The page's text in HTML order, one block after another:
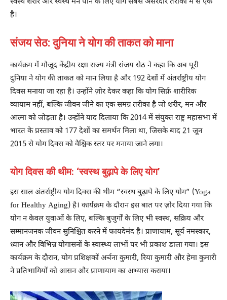
है।
संजय सेठ: दुनिया ने योग की ताकत को माना
कार्यक्रम में मौजूद केंद्रीय रक्षा राज्य मंत्री संजय सेठ ने कहा कि अब पूरी
दुनिया ने योग की ताकत को मान लिया है और 192 देशों में अंतर्राष्ट्रीय योग
दिवस मनाया जा रहा है। उन्होंने ज़ोर देकर कहा कि योग सिर्फ़ शारीरिक
व्यायाम नहीं, बल्कि जीवन जीने का एक समग्र तरीका है जो शरीर, मन और
आत्मा को जोड़ता है। उन्होंने याद दिलाया कि 2014 में संयुक्त राष्ट्र महासभा में
भारत के प्रस्ताव को 177 देशों का समर्थन मिला था, जिसके बाद 21 जून
2015 से योग दिवस को वैश्विक स्तर पर मनाया जाने लगा।
योग दिवस की थीम: ‘स्वस्थ बुढ़ापे के लिए योग’
इस साल अंतर्राष्ट्रीय योग दिवस की थीम “स्वस्थ बुढ़ापे के लिए योग” (Yoga
for Healthy Aging) है। कार्यक्रम के दौरान इस बात पर ज़ोर दिया गया कि
योग न केवल युवाओं के लिए, बल्कि बुजुर्गों के लिए भी स्वस्थ, सक्रिय और
सम्मानजनक जीवन सुनिश्चित करने में फायदेमंद है। प्राणायाम, सूर्य नमस्कार,
ध्यान और विभिन्न योगासनों के स्वास्थ्य लाभों पर भी प्रकाश डाला गया। इस
कार्यक्रम के दौरान, योग प्रशिक्षकों अर्चना कुमारी, रिया कुमारी और हेमा कुमारी
ने प्रतिभागियों को आसन और प्राणायाम का अभ्यास कराया।